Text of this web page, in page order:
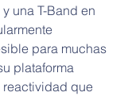
una T-Band en
para muchas
plataforma
reactividad que